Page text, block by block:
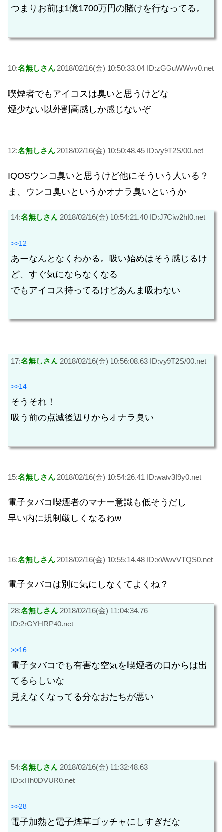
つまりお前は1億1700万円の賭けを行なってる。
10:名無しさん 2018/02/16(金) 10:50:33.04 ID:zGGuWWvv0.net
喫煙者でもアイコスは臭いと思うけどな
煙少ない以外割高感しか感じないぞ
12:名無しさん 2018/02/16(金) 10:50:48.45 ID:vy9T2S/00.net
IQOSウンコ臭いと思うけど他にそういう人いる？
ま、ウンコ臭いというかオナラ臭いというか
14:名無しさん 2018/02/16(金) 10:54:21.40 ID:J7Ciw2hI0.net
>>12
あーなんとなくわかる。吸い始めはそう感じるけ
ど、すぐ気にならなくなる
でもアイコス持ってるけどあんま吸わない
17:名無しさん 2018/02/16(金) 10:56:08.63 ID:vy9T2S/00.net
>>14
そうそれ！
吸う前の点滅後辺りからオナラ臭い
15:名無しさん 2018/02/16(金) 10:54:26.41 ID:watv3I9y0.net
電子タバコ喫煙者のマナー意識も低そうだし
早い内に規制厳しくなるねw
16:名無しさん 2018/02/16(金) 10:55:14.48 ID:xWwvVTQS0.net
電子タバコは別に気にしなくてよくね？
28:名無しさん 2018/02/16(金) 11:04:34.76
ID:2rGYHRP40.net
>>16
電子タバコでも有害な空気を喫煙者の口からは出
てるらしいな
見えなくなってる分なおたちが悪い
54:名無しさん 2018/02/16(金) 11:32:48.63
ID:xHh0DVUR0.net
>>28
電子加熱と電子煙草ゴッチャにしすぎだな